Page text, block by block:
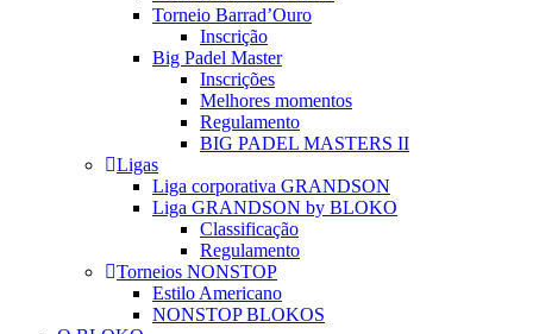
Torneio Barrad’Ouro
Inscrição
Big Padel Master
Inscrições
Melhores momentos
Regulamento
BIG PADEL MASTERS II
Ligas
Liga corporativa GRANDSON
Liga GRANDSON by BLOKO
Classificação
Regulamento
Torneios NONSTOP
Estilo Americano
NONSTOP BLOKOS